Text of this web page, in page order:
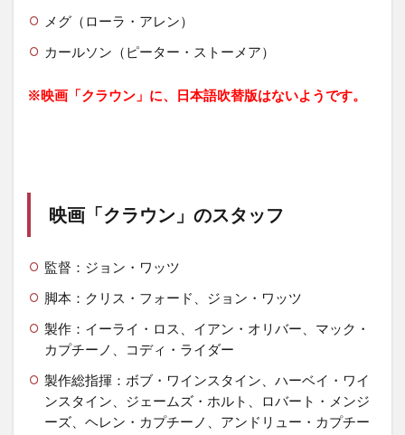
メグ（ローラ・アレン）
カールソン（ピーター・ストーメア）
※映画「クラウン」に、日本語吹替版はないようです。
映画「クラウン」 のスタッフ
監督：ジョン・ワッツ
脚本：クリス・フォード、ジョン・ワッツ
製作：イーライ・ロス、イアン・オリバー、マック・
カプチーノ、コディ・ライダー
製作総指揮：ボブ・ワインスタイン、ハーベイ・ワイ
ンスタイン、ジェームズ・ホルト、ロバート・メンジ
ーズ、ヘレン・カプチーノ、アンドリュー・カプチー